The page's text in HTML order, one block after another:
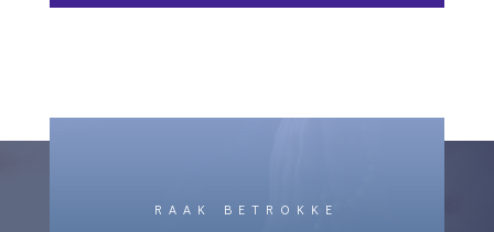
RAAK BETROKKE